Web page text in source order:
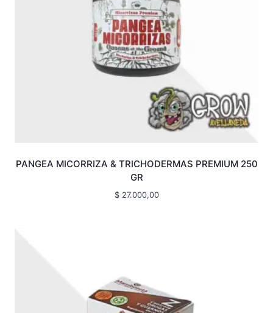
PANGEA MICORRIZA & TRICHODERMAS PREMIUM 250
GR
$27.000,00